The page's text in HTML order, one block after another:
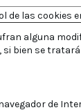
de las cookies
alguna
bien se
de